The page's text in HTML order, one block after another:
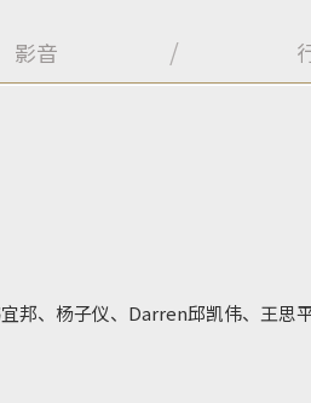
影音
邦、杨子仪、Darren邱凯伟、王思